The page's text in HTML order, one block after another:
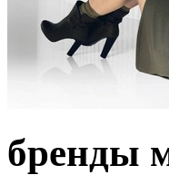
бренды